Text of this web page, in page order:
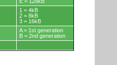
1 = 4kB
2 = 8kB
3 = 16kB
A = 1st generation
B = 2nd generation